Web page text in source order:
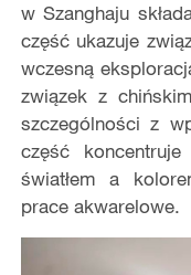
w Szanghaju
część ukazuje
wczesną
związek z
szczególności z
część
światłem a
prace akwarelowe.